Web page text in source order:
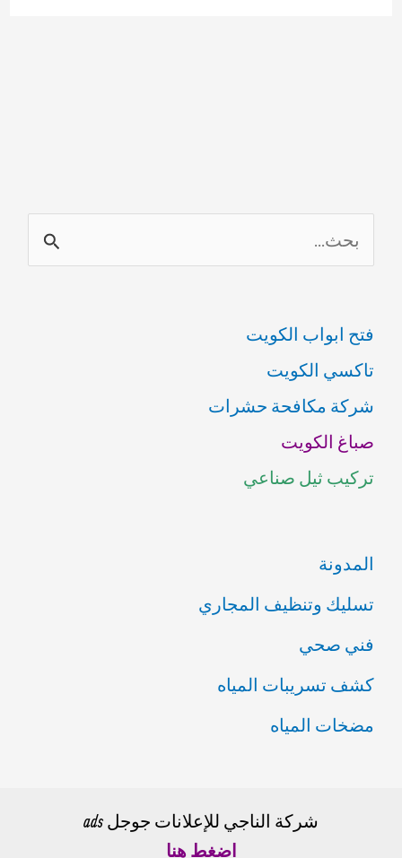
ل
ح
ث
ع
ن
:
فتح ابواب الكويت
تاكسي الكويت
شركة مكافحة حشرات
صباغ الكويت
تركيب ثيل صناعي
المدونة
تسليك وتنظيف المجاري
فني صحي
كشف تسريبات المياه
مضخات المياه
شركة الناجي للإعلانات جوجل ads
اضغط هنا